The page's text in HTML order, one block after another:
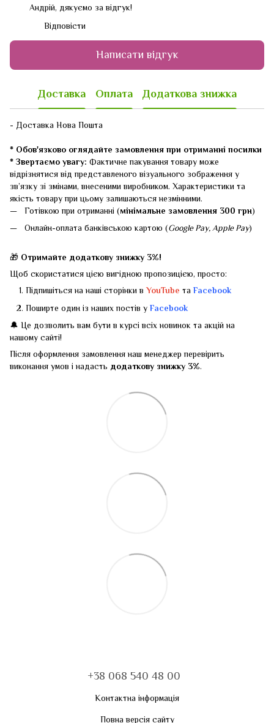
Андрій, дякуємо за відгук!
Відповісти
Написати відгук
Доставка Оплата Додаткова знижка
- Доставка Нова Пошта
* Обов'язково оглядайте замовлення при отриманні посилки
* Звертаємо увагу: Фактичне пакування товару може
відрізнятися від представленого візуального зображення у
зв’язку зі змінами, внесеними виробником. Характеристики та
якість товару при цьому залишаються незмінними.
Готівкою при отриманні (мінімальне замовлення 300 грн)
Онлайн-оплата банківською картою (Google Pay, Apple Pay)
🎁 Отримайте додаткову знижку 3%!
Щоб скористатися цією вигідною пропозицією, просто:
Підпишіться на наші сторінки вYouTube та Facebook
Поширте один із наших постів у Facebook
🔔 Це дозволить вам бути в курсі всіх новинок та акцій на
нашому сайті!
Після оформлення замовлення наш менеджер перевірить
виконання умов і надасть додаткову знижку 3%.
+38 068 540 48 00
Контактна інформація
Повна версія сайту